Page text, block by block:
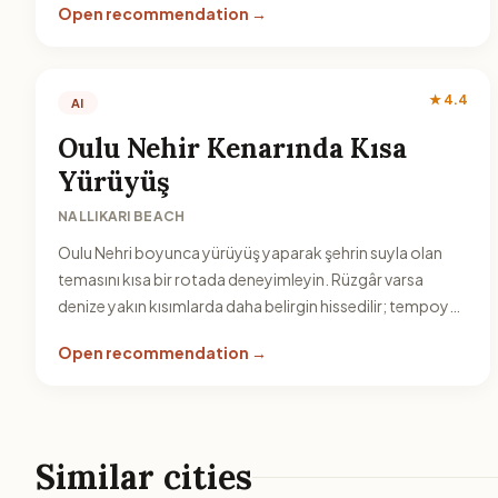
Open recommendation →
AI ★ 4.4
Oulu Nehir Kenarında Kısa
Yürüyüş
NALLIKARI BEACH
Oulu Nehri boyunca yürüyüş yaparak şehrin suyla olan
temasını kısa bir rotada deneyimleyin. Rüzgâr varsa
denize yakın kısımlarda daha belirgin hissedilir; tempoyu
Open recommendation →
Similar cities